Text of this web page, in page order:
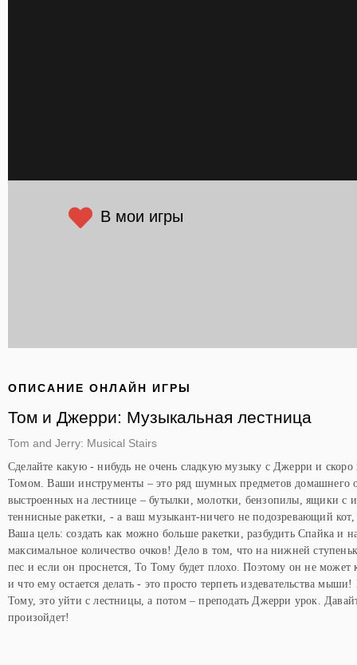
В мои игры
ОПИСАНИЕ ОНЛАЙН ИГРЫ
Том и Джерри: Музыкальная лестница
Tom and Jerry: Musical Stairs
Сделайте какую - нибудь не очень сладкую музыку с Джерри и
Томом. Ваши инструменты – это ряд шумных предметов домашнего
выстроенных на лестнице – бутылки, молотки, бензопилы, ящики с
теннисные ракетки, - а ваш музыкант-ничего не подозревающий
Ваша цель: создать как можно больше ракетки, разбудить Спайка и
максимальное количество очков! Дело в том, что на нижней
пес и если он проснется, То Тому будет плохо. Поэтому он не может
и что ему остается делать - это просто терпеть издевательства
Тому, это уйти с лестницы, а потом – преподать Джерри урок.
произойдет!